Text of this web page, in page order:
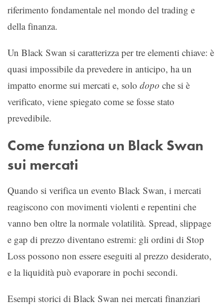
riferimento fondamentale nel mondo del trading e
della finanza.
Un Black Swan si caratterizza per tre elementi chiave: è
quasi impossibile da prevedere in anticipo, ha un
impatto enorme sui mercati e, solo dopo che si è
verificato, viene spiegato come se fosse stato
prevedibile.
Come funziona un Black Swan
sui mercati
Quando si verifica un evento Black Swan, i mercati
reagiscono con movimenti violenti e repentini che
vanno ben oltre la normale volatilità. Spread, slippage
e gap di prezzo diventano estremi: gli ordini di Stop
Loss possono non essere eseguiti al prezzo desiderato,
e la liquidità può evaporare in pochi secondi.
Esempi storici di Black Swan nei mercati finanziari